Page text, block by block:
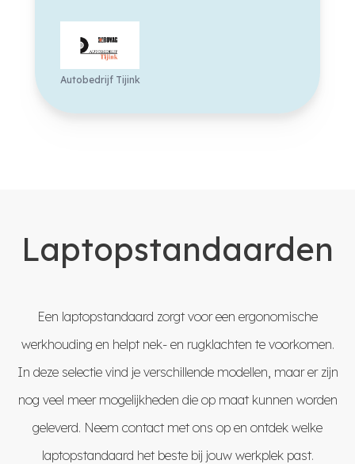
Autobedrijf Tijink
Laptopstandaarden
Een laptopstandaard zorgt voor een ergonomische
werkhouding en helpt nek- en rugklachten te voorkomen.
In deze selectie vind je verschillende modellen, maar er zijn
nog veel meer mogelijkheden die op maat kunnen worden
geleverd. Neem contactmet ons op en ontdek welke
laptopstandaard het beste bij jouw werkplek past.